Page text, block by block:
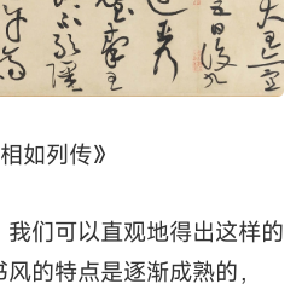
如列传》
们可以直观地得出这样的
的特点是逐渐成熟的，